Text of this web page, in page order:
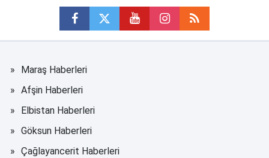
Maraş Haberleri
Afşin Haberleri
Elbistan Haberleri
Göksun Haberleri
Çağlayancerit Haberleri